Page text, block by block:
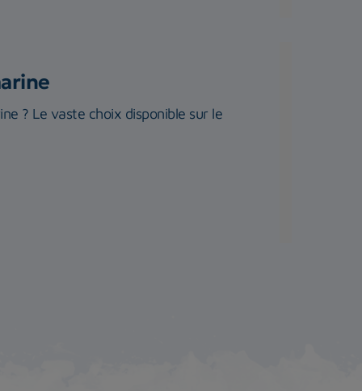
? Le vaste choix disponible sur le